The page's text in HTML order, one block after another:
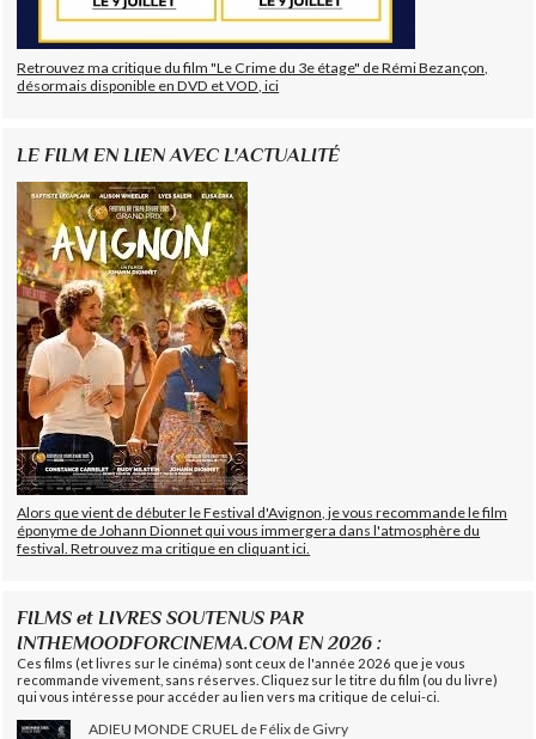
Retrouvez ma critique du film "Le Crime du 3e étage" de Rémi Bezançon,
désormais disponible en DVD et VOD, ici
LE FILM EN LIEN AVEC L'ACTUALITÉ
Alors que vient de débuter le Festival d'Avignon, je vous recommande le film
éponyme de Johann Dionnet qui vous immergera dans l'atmosphère du
festival. Retrouvez ma critique en cliquant ici.
FILMS et LIVRES SOUTENUS PAR
INTHEMOODFORCINEMA.COM EN 2026 :
Ces films (et livres sur le cinéma) sont ceux de l'année 2026 que je vous
recommande vivement, sans réserves. Cliquez sur le titre du film (ou du livre)
qui vous intéresse pour accéder au lien vers ma critique de celui-ci.
ADIEU MONDE CRUEL de Félix de Givry